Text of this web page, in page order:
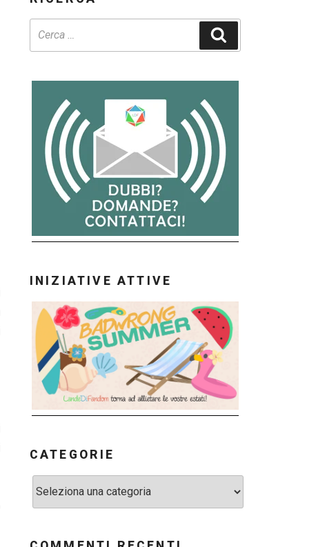
INIZIATIVE ATTIVE
CATEGORIE